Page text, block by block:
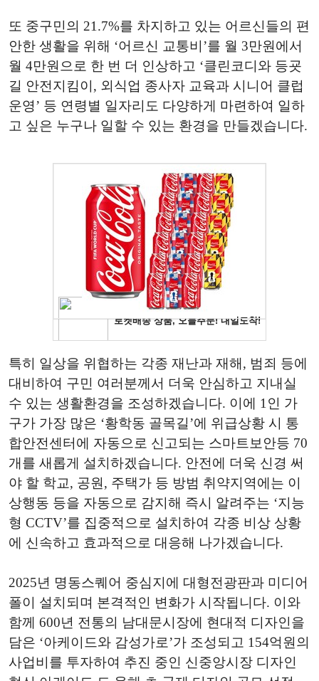
또 중구민의 21.7%를 차지하고 있는 어르신들의 편
안한 생활을 위해 ‘어르신 교통비’를 월 3만원에서
월 4만원으로 한 번 더 인상하고 ‘클린코디와 등굣
길 안전지킴이, 외식업 종사자 교육과 시니어 클럽
운영’ 등 연령별 일자리도 다양하게 마련하여 일하
고 싶은 누구나 일할 수 있는 환경을 만들겠습니다.
특히 일상을 위협하는 각종 재난과 재해, 범죄 등에
대비하여 구민 여러분께서 더욱 안심하고 지내실
수 있는 생활환경을 조성하겠습니다. 이에 1인 가
구가 가장 많은 ‘황학동 골목길’에 위급상황 시 통
합안전센터에 자동으로 신고되는 스마트보안등 70
개를 새롭게 설치하겠습니다. 안전에 더욱 신경 써
야 할 학교, 공원, 주택가 등 방범 취약지역에는 이
상행동 등을 자동으로 감지해 즉시 알려주는 ‘지능
형 CCTV’를 집중적으로 설치하여 각종 비상 상황
에 신속하고 효과적으로 대응해 나가겠습니다.
2025년 명동스퀘어 중심지에 대형전광판과 미디어
폴이 설치되며 본격적인 변화가 시작됩니다. 이와
함께 600년 전통의 남대문시장에 현대적 디자인을
담은 ‘아케이드와 감성가로’가 조성되고 154억원의
사업비를 투자하여 추진 중인 신중앙시장 디자인